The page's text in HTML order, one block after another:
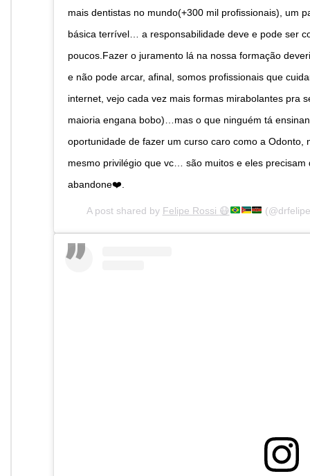
mais dentistas no mundo(+300 mil profissionais), um
básica terrível… a responsabilidade deve e pode ser
poucos.Fazer o juramento lá na nossa formação
e não pode arcar, afinal, somos profissionais que
internet, vejo cada vez mais formas mirabolantes pra
maioria engana bobo)…mas o que ninguém tá
oportunidade de fazer um curso caro como a Odonto,
mesmo privilégio que vc… são muitos e eles precisam
abandone❤️.
A post shared by Felipe Rossi 😷